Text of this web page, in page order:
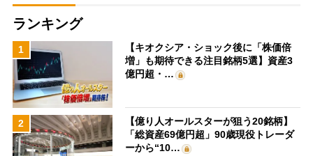
ランキング
1
【キオクシア・ショック後に「株価倍
増」も期待できる注目銘柄5選】資産3
億円超・…
2
【億り人オールスターが狙う20銘柄】
「総資産69億円超」90歳現役トレーダ
ーから“10…